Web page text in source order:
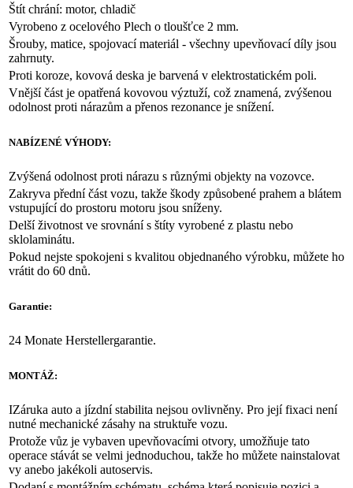
Štít chrání: motor, chladič
Vyrobeno z ocelového Plech o tloušťce 2 mm.
Šrouby, matice, spojovací materiál - všechny upevňovací díly jsou
zahrnuty.
Proti koroze, kovová deska je barvená v elektrostatickém poli.
Vnější část je opatřená kovovou výztuží, což znamená, zvýšenou
odolnost proti nárazům a přenos rezonance je snížení.
NABÍZENÉ VÝHODY:
Zvýšená odolnost proti nárazu s různými objekty na vozovce.
Zakryva přední část vozu, takže škody způsobené prahem a blátem
vstupující do prostoru motoru jsou sníženy.
Delší životnost ve srovnání s štíty vyrobené z plastu nebo
sklolaminátu.
Pokud nejste spokojeni s kvalitou objednaného výrobku, můžete ho
vrátit do 60 dnů.
Garantie:
24 Monate Herstellergarantie.
MONTÁŽ:
IZáruka auto a jízdní stabilita nejsou ovlivněny. Pro její fixaci není
nutné mechanické zásahy na struktuře vozu.
Protože vůz je vybaven upevňovacími otvory, umožňuje tato
operace stávát se velmi jednoduchou, takže ho můžete nainstalovat
vy anebo jakékoli autoservis.